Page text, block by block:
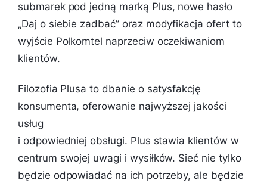
submarek pod jedną marką Plus, nowe hasło
„Daj o siebie zadbać” oraz modyfikacja ofert to
wyjście Polkomtel naprzeciw oczekiwaniom
klientów.
Filozofia Plusa to dbanie o satysfakcję
konsumenta, oferowanie najwyższej jakości
usług
i odpowiedniej obsługi. Plus stawia klientów w
centrum swojej uwagi i wysiłków. Sieć nie tylko
będzie odpowiadać na ich potrzeby, ale będzie